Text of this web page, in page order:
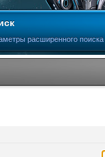
расширенного поиска